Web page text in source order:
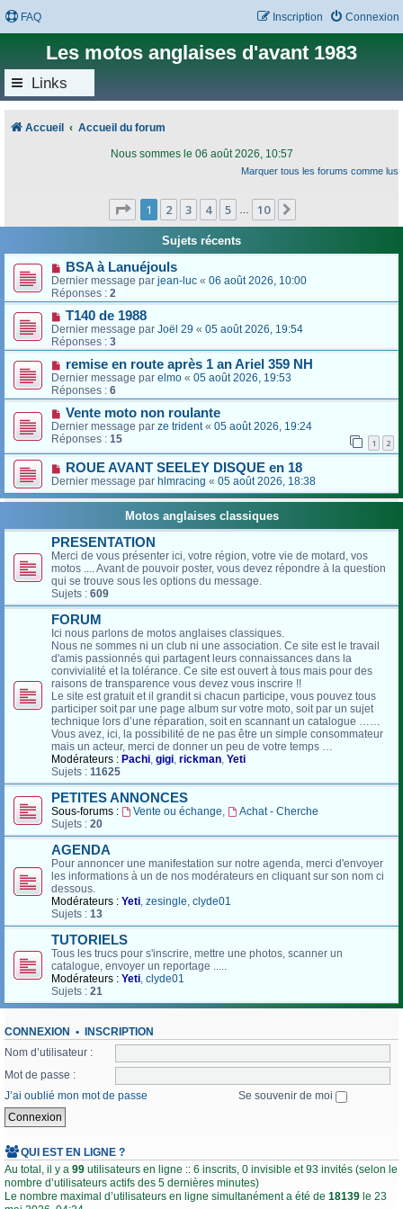
FAQ Connexion
Inscription
Les motos anglaises d'avant 1983
Links
Accueil Accueil du forum
Nous sommes le 06 août 2026, 10:57
Marquer tous les forums comme lus
Page 1sur
1 2 3 4 5 10
Sujets récents
BSA à Lanuéjouls
Dernier message par jean-luc « 06 août 2026, 10:00
Réponses : 2
T140 de 1988
Dernier message par Joël 29 « 05 août 2026, 19:54
Réponses : 3
remise en route après 1 an Ariel 359 NH
Dernier message par elmo « 05 août 2026, 19:53
Réponses : 6
Vente moto non roulante
Dernier message par ze trident« 05 août 2026, 19:24
Réponses : 15 1 2
ROUE AVANT SEELEY DISQUE en 18
Dernier message par hlmracing « 05 août 2026, 18:38
Motos anglaises classiques
PRESENTATION
Merci de vous présenter ici, votre région, votre vie de motard, vos
motos .... Avant de pouvoir poster, vous devez répondre à la question
qui se trouve sous les options du message.
Sujets : 609
FORUM
Ici nous parlons de motos anglaises classiques.
Nous ne sommes ni un club ni une association. Ce site est le travail
d'amis passionnés qui partagent leurs connaissances dans la
convivialité et la tolérance. Ce site est ouvert à tous mais pour des
raisons de transparence vous devez vous inscrire !!
Le site est gratuit et il grandit si chacun participe, vous pouvez tous
participer soit par une page album sur votre moto, soit par un sujet
technique lors d’une réparation, soit en scannant un catalogue ……
Vous avez, ici, la possibilité de ne pas être un simple consommateur
mais un acteur, merci de donner un peu de votre temps …
Modérateurs : Pachi, gigi, rickman, Yeti
Sujets : 11625
PETITES ANNONCES
Sous-forums : Vente ou échange,
Achat - Cherche
Sujets : 20
AGENDA
Pour annoncer une manifestation sur notre agenda, merci d'envoyer
les informations à un de nos modérateurs en cliquant sur son nom ci
dessous.
Modérateurs : Yeti, zesingle, clyde01
Sujets : 13
TUTORIELS
Tous les trucs pour s'inscrire, mettre une photos, scanner un
catalogue, envoyer un reportage .....
Modérateurs : Yeti, clyde01
Sujets : 21
CONNEXION • INSCRIPTION
Nom d’utilisateur :
Mot de passe :
J’ai oublié mon mot de passe
Se souvenir de moi
QUI EST EN LIGNE ?
Au total, il y a 99 utilisateurs en ligne :: 6 inscrits, 0 invisible et 93 invités (selon le
nombre d’utilisateurs actifs des 5 dernières minutes)
Le nombre maximal d’utilisateurs en ligne simultanément a été de 18139 le 23